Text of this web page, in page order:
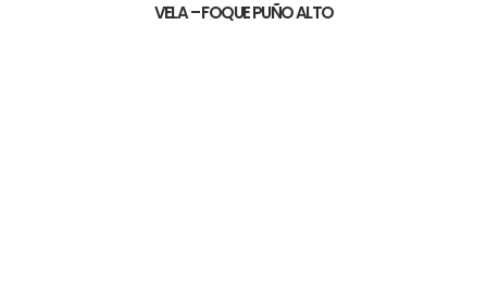
VELA – FOQUE PUÑO ALTO